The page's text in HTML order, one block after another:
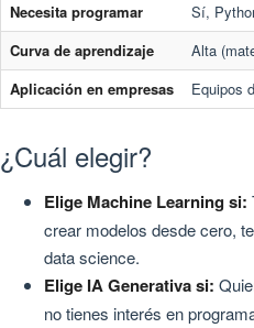
Necesita programar
Sí,
Curva de aprendizaje
Alta
Aplicación en empresas
Equipos
¿Cuál elegir?
Elige Machine Learning si:
crear modelos desde cero,
data science.
Elige IA Generativa si:
no tienes interés en